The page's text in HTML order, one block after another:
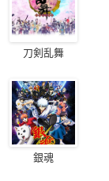
刀剣乱舞
銀魂